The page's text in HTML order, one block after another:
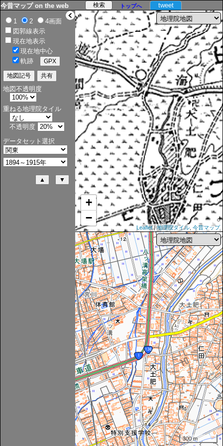
> tweet
今昔マップ on the web トップへ
+
−
Leaflet|地理院タイル 今昔マップ
300 m
1 2
4画面
図郭線表示
現在地表示
現在地中心
軌跡
地図不透明度
重ねる地理院タイル
不透明度
データセット選択